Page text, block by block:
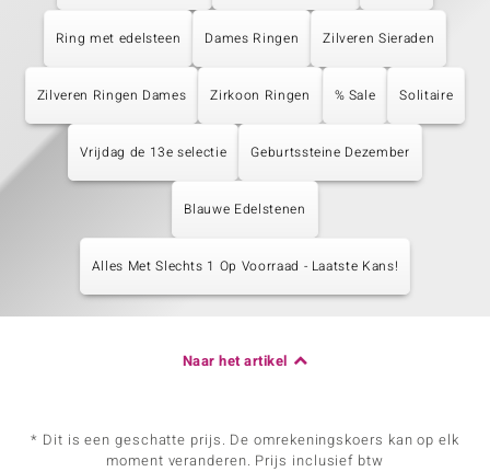
Ring met edelsteen Dames Ringen Zilveren Sieraden
Zilveren Ringen Dames Zirkoon Ringen % Sale Solitaire
Vrijdag de 13e selectie Geburtssteine Dezember
Blauwe Edelstenen
Alles Met Slechts 1 Op Voorraad - Laatste Kans!
Naar het artikel
* Dit is een geschatte prijs. De omrekeningskoers kan op elk
moment veranderen. Prijs inclusief btw